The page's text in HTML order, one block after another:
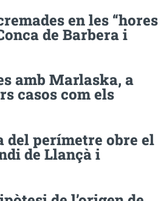
en les “hores
de Barbera i
amb Marlaska, a
casos com els
del perímetre obre el
de Llançà i